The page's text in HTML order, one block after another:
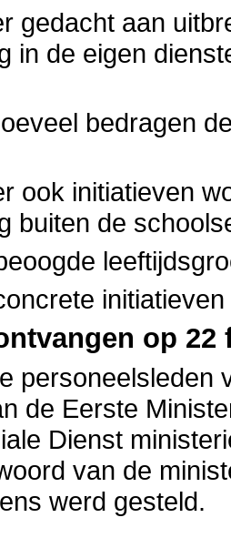
gedacht aan
in de eigen
bedragen
ook initiatieven
buiten de
op 22
personeelsleden
de Eerste
Dienst
van de
werd gesteld.